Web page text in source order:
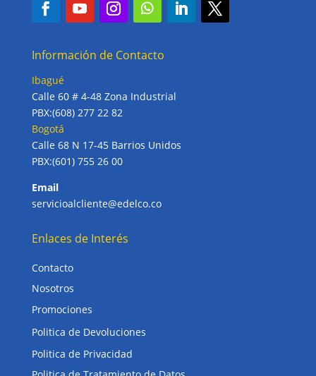
Información de Contacto
Ibagué
Calle 60 # 4-48 Zona Industrial
PBX:(608) 277 22 82
Bogotá
Calle 68 N 17-45 Barrios Unidos
PBX:(601) 755 26 00
Email
servicioalcliente@edelco.co
Enlaces de Interés
Contacto
Nosotros
Promociones
Politica de Devoluciones
Politica de Privacidad